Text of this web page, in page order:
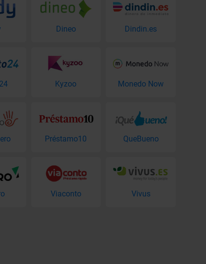
Dineo Dindin.es
Kyzoo Monedo Now
Préstamo10 QueBueno
Viaconto Vivus